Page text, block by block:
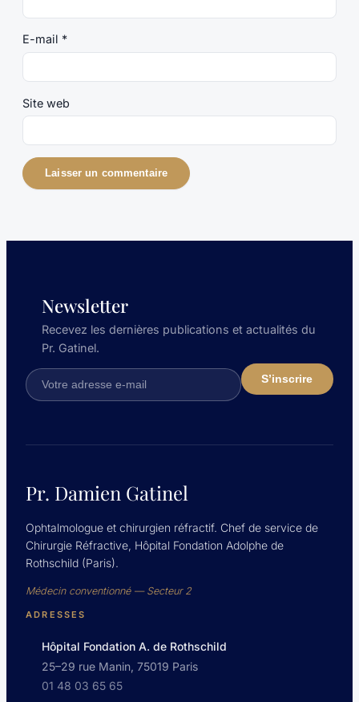
E-mail *
Site web
Newsletter
Recevez les dernières publications et actualités du
Pr. Gatinel.
Pr. Damien Gatinel
Ophtalmologue et chirurgien réfractif. Chef de service de
Chirurgie Réfractive, Hôpital Fondation Adolphe de
Rothschild (Paris).
Médecin conventionné — Secteur 2
ADRESSES
Hôpital Fondation A. de Rothschild
25–29 rue Manin, 75019 Paris
01 48 03 65 65